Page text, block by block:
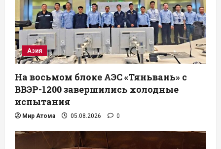
Азия
На восьмом блоке АЭС «Тяньвань» с
ВВЭР-1200 завершились холодные
испытания
Мир Атома 05.08.2026 0